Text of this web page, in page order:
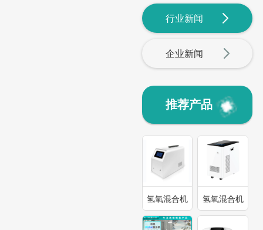
行业新闻
企业新闻
推荐产品
氢氧混合机
900ml-
氢氧混合机